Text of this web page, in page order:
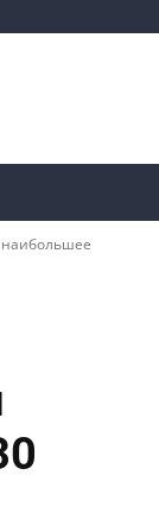
наибольшее